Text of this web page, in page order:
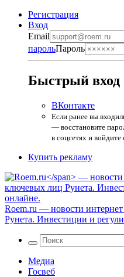
Регистрация
Вход
Email
парольПароль
Быстрый вход
ВКонтакте
Если ранее вы
— восстановите
в соцсетях и
Купить рекламу
Roem.ru — новости
Рунета. Инвестиции и
Медиа
Госвеб